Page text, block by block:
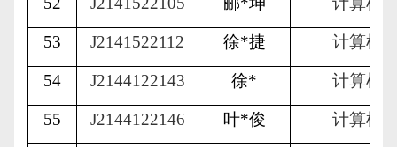
53 J2141522112 徐*捷 计算机
54 J2144122143 徐* 计算机
55 J2144122146 叶*俊 计算机